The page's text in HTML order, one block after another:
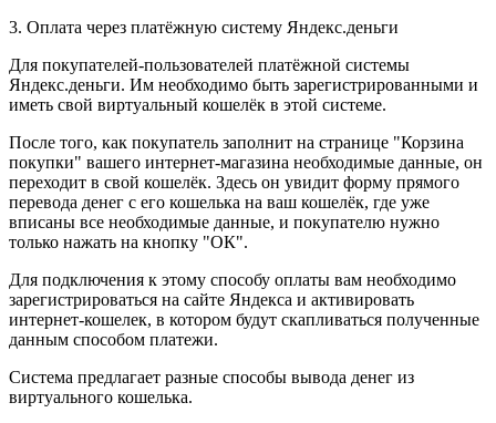
3. Оплата через платёжную систему Яндекс.деньги
Для покупателей-пользователей платёжной системы
Яндекс.деньги. Им необходимо быть зарегистрированными и
иметь свой виртуальный кошелёк в этой системе.
После того, как покупатель заполнит на странице "Корзина
покупки" вашего интернет-магазина необходимые данные, он
переходит в свой кошелёк. Здесь он увидит форму прямого
перевода денег с его кошелька на ваш кошелёк, где уже
вписаны все необходимые данные, и покупателю нужно
только нажать на кнопку "ОК".
Для подключения к этому способу оплаты вам необходимо
зарегистрироваться на сайте Яндекса и активировать
интернет-кошелек, в котором будут скапливаться полученные
данным способом платежи.
Система предлагает разные способы вывода денег из
виртуального кошелька.